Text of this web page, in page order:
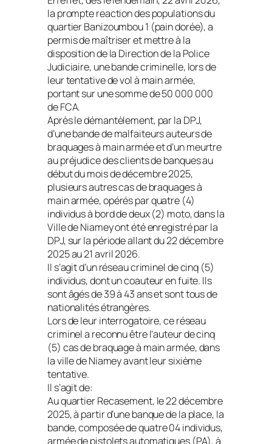
la prompte reaction des populations du
quartier Banizoumbou 1 (pain dorée), a
permis de maîtriser et mettre à la
disposition de la Direction de la Police
Judiciaire, une bande criminelle, lors de
leur tentative de vol à main armée,
portant sur une somme de 50 000 000
de FCA.
Après le démantèlement, par la DPJ,
d’une bande de malfaiteurs auteurs de
braquages à main armée et d’un meurtre
au préjudice des clients de banques au
début du mois de décembre 2025,
plusieurs autres cas de braquages à
main armée, opérés par quatre (4)
individus à bord de deux (2) moto, dans la
Ville de Niamey ont été enregistré par la
DPJ, sur la période allant du 22 décembre
2025 au 21 avril 2026.
Il s’agit d’un réseau criminel de cinq (5)
individus, dont un coauteur en fuite. Ils
sont âgés de 39 à 43 ans et sont tous de
nationalités étrangères.
Lors de leur interrogatoire, ce réseau
criminel a reconnu être l’auteur de cinq
(5) cas de braquage à main armée, dans
la ville de Niamey avant leur sixième
tentative.
Il s’agit de:
Au quartier Recasement, le 22 décembre
2025, à partir d’une banque de la place, la
bande, composée de quatre 04 individus,
armée de pistolets automatiques (PA), à